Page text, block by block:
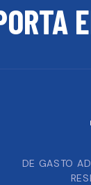
DE GASTO